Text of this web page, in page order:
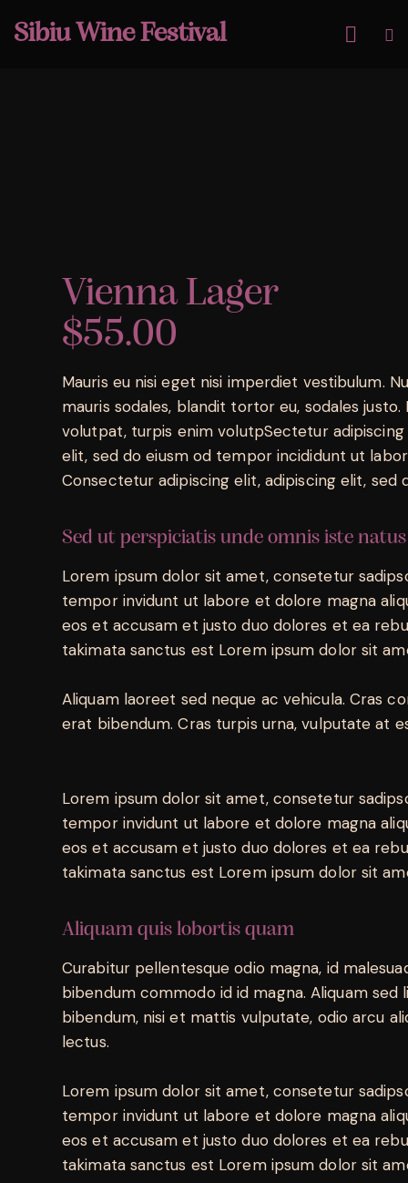
Sibiu Wine Festival
Vienna Lager
$55.00
Mauris eu nisi eget nisi imperdiet vestibulum.
mauris sodales, blandit tortor eu, sodales
volutpat, turpis enim volutpSectetur
elit, sed do eiusm od tempor incididunt ut
Consectetur adipiscing elit, adipiscing elit, sed
Sed ut perspiciatis unde omnis iste
Lorem ipsum dolor sit amet, consetetur
tempor invidunt ut labore et dolore magna
eos et accusam et justo duo dolores et ea
takimata sanctus est Lorem ipsum dolor sit
Aliquam laoreet sed neque ac vehicula. Cras
erat bibendum. Cras turpis urna, vulputate at
Lorem ipsum dolor sit amet, consetetur
tempor invidunt ut labore et dolore magna
eos et accusam et justo duo dolores et ea
takimata sanctus est Lorem ipsum dolor sit
Aliquam quis lobortis quam
Curabitur pellentesque odio magna, id
bibendum commodo id id magna. Aliquam
bibendum, nisi et mattis vulputate, odio arcu
lectus.
Lorem ipsum dolor sit amet, consetetur
tempor invidunt ut labore et dolore magna
eos et accusam et justo duo dolores et ea
takimata sanctus est Lorem ipsum dolor sit